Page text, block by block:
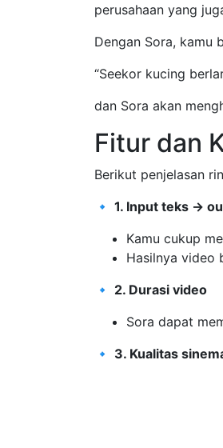
perusahaan yang
Dengan Sora, kamu
“Seekor kucing
dan Sora akan
Fitur dan
Berikut penjelasan
🔹 1. Input teks →
Kamu cukup
Hasilnya video
🔹 2. Durasi video
Sora dapat
🔹 3. Kualitas